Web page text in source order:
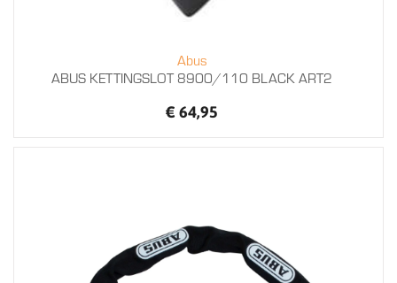
Abus
ABUS KETTINGSLOT 8900/110 BLACK ART2
€ 64,95